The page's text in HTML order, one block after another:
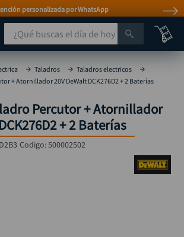
personalizada por WhatsApp
¿Qué buscas el día de hoy?
Taladros
Taladros electricos
+ Atornillador 20V DeWalt DCK276D2 + 2 Baterías
Percutor + Atornillador
+ 2 Baterías
Codigo:500002502